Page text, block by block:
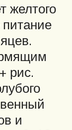
желтого
питание
рис.
и